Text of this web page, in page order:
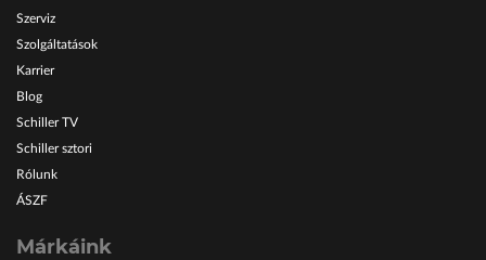
Szerviz
Szolgáltatások
Karrier
Blog
Schiller TV
Schiller sztori
Rólunk
ÁSZF
Márkáink